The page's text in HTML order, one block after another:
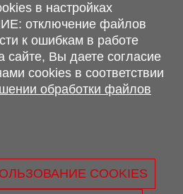
108 В, 224701
вся предоставленная на сайте
технических
а также стоимости и
носит информационный характер и
определяемой п.2 ст.407
Беларусь.
данных
файлов cookie.
в настройках
отключение файлов
к ошибкам в работе
сайте, Вы даете согласие
cookies в соответствии
обработки файлов
COOKIES